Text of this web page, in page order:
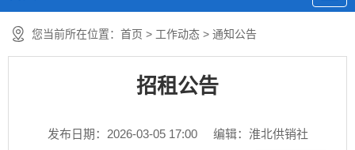
您当前所在位置： 首页 > 工作动态 > 通知公告
招租公告
发布日期：2026-03-05 17:00
编辑：淮北供销社